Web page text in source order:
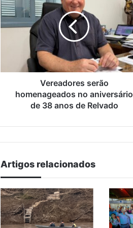
homenageados
no
aniversário
de
Vereadores serão
homenageados no aniversário
de 38 anos de Relvado
Artigos relacionados